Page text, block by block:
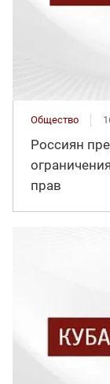
Общество
Россиян
прав